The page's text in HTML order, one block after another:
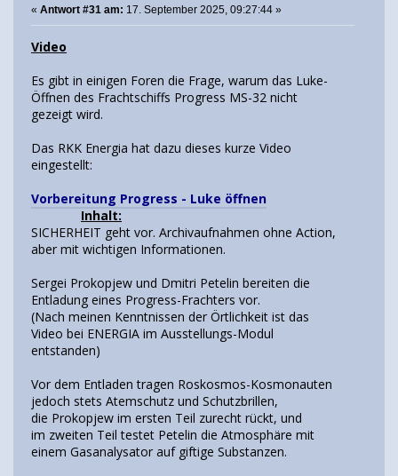
« Antwort #31 am: 17. September 2025, 09:27:44 »
Video
Es gibt in einigen Foren die Frage, warum das Luke-
Öffnen des Frachtschiffs Progress MS-32 nicht
gezeigt wird.
Das RKK Energia hat dazu dieses kurze Video
eingestellt:
Vorbereitung Progress - Luke öffnen
Inhalt:
SICHERHEIT geht vor. Archivaufnahmen ohne Action,
aber mit wichtigen Informationen.
Sergei Prokopjew und Dmitri Petelin bereiten die
Entladung eines Progress-Frachters vor.
(Nach meinen Kenntnissen der Örtlichkeit ist das
Video bei ENERGIA im Ausstellungs-Modul
entstanden)
Vor dem Entladen tragen Roskosmos-Kosmonauten
jedoch stets Atemschutz und Schutzbrillen,
die Prokopjew im ersten Teil zurecht rückt, und
im zweiten Teil testet Petelin die Atmosphäre mit
einem Gasanalysator auf giftige Substanzen.